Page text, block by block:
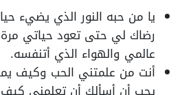
يا من حبه النور الذي يضيء
رضاك لي حتى تعود حياتي
عالمي والهواء الذي أتنفسه.
أنت من علمتني الحب وكيف